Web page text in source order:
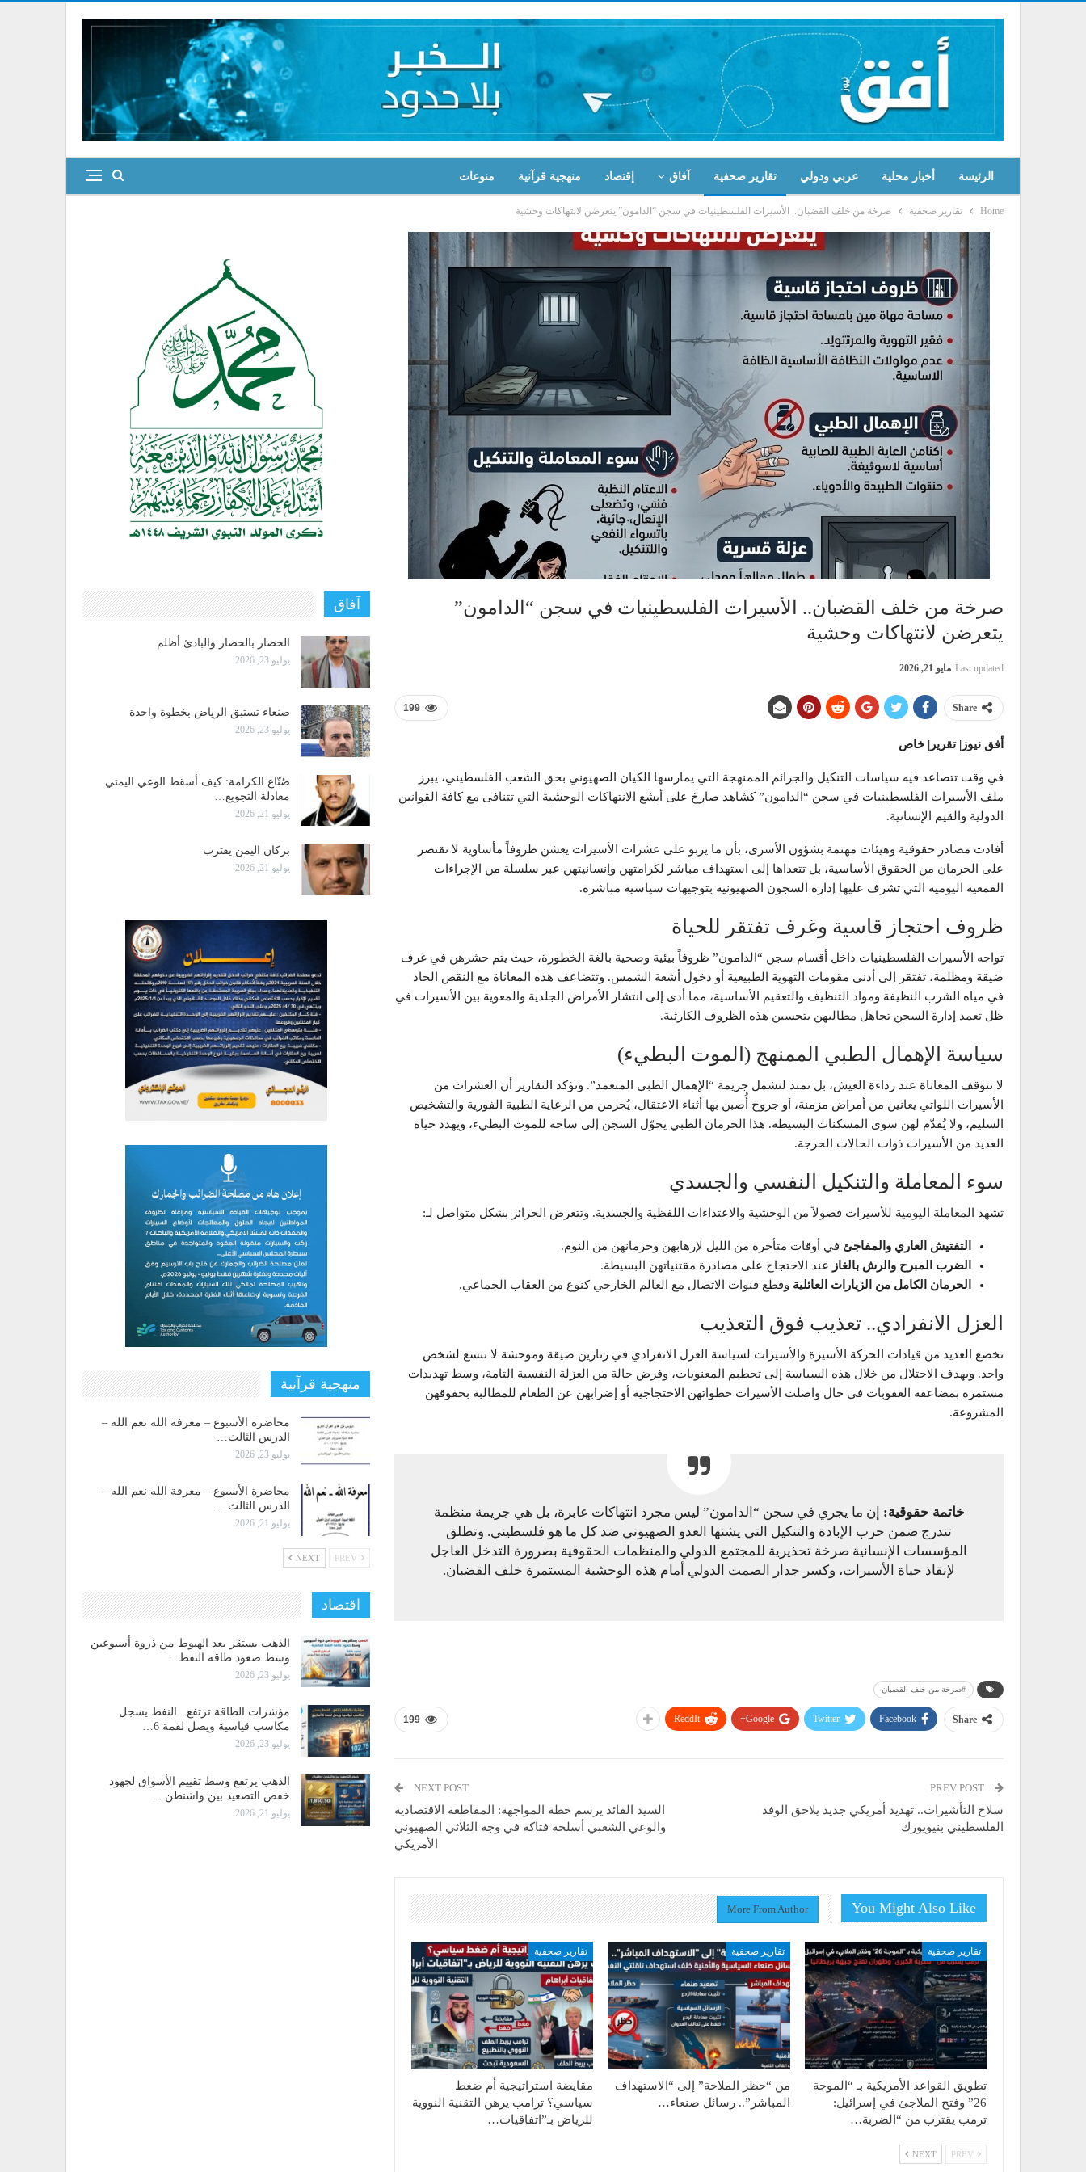
الرئيسة أخبار محلية عربي ودولي تقارير صحفية آفاق إقتصاد منهجية قرآنية منوعات
Home تقارير صحفية صرخة من خلف القضبان.. الأسيرات الفلسطينيات في سجن “الدامون” يتعرضن لانتهاكات وحشية
صرخة من خلف القضبان.. الأسيرات الفلسطينيات في سجن “الدامون”
يتعرضن لانتهاكات وحشية
Last updated مايو 21, 2026
199 Share
أفق نيوز| تقرير| خاص
في وقت تتصاعد فيه سياسات التنكيل والجرائم الممنهجة التي يمارسها الكيان الصهيوني بحق الشعب الفلسطيني، يبرز
ملف الأسيرات الفلسطينيات في سجن “الدامون” كشاهد صارخ على أبشع الانتهاكات الوحشية التي تتنافى مع كافة القوانين
الدولية والقيم الإنسانية.
أفادت مصادر حقوقية وهيئات مهتمة بشؤون الأسرى، بأن ما يربو على عشرات الأسيرات يعشن ظروفاً مأساوية لا تقتصر
على الحرمان من الحقوق الأساسية، بل تتعداها إلى استهداف مباشر لكرامتهن وإنسانيتهن عبر سلسلة من الإجراءات
القمعية اليومية التي تشرف عليها إدارة السجون الصهيونية بتوجيهات سياسية مباشرة.
ظروف احتجاز قاسية وغرف تفتقر للحياة
تواجه الأسيرات الفلسطينيات داخل أقسام سجن “الدامون” ظروفاً بيئية وصحية بالغة الخطورة، حيث يتم حشرهن في غرف
ضيقة ومظلمة، تفتقر إلى أدنى مقومات التهوية الطبيعية أو دخول أشعة الشمس. وتتضاعف هذه المعاناة مع النقص الحاد
في مياه الشرب النظيفة ومواد التنظيف والتعقيم الأساسية، مما أدى إلى انتشار الأمراض الجلدية والمعوية بين الأسيرات في
ظل تعمد إدارة السجن تجاهل مطالبهن بتحسين هذه الظروف الكارثية.
سياسة الإهمال الطبي الممنهج (الموت البطيء)
لا تتوقف المعاناة عند رداءة العيش، بل تمتد لتشمل جريمة “الإهمال الطبي المتعمد”. وتؤكد التقارير أن العشرات من
الأسيرات اللواتي يعانين من أمراض مزمنة، أو جروح أُصبن بها أثناء الاعتقال، يُحرمن من الرعاية الطبية الفورية والتشخيص
السليم، ولا يُقدّم لهن سوى المسكنات البسيطة. هذا الحرمان الطبي يحوّل السجن إلى ساحة للموت البطيء، ويهدد حياة
العديد من الأسيرات ذوات الحالات الحرجة.
سوء المعاملة والتنكيل النفسي والجسدي
تشهد المعاملة اليومية للأسيرات فصولاً من الوحشية والاعتداءات اللفظية والجسدية. وتتعرض الحرائر بشكل متواصل لـ:
التفتيش العاري والمفاجئ في أوقات متأخرة من الليل لإرهابهن وحرمانهن من النوم.
الضرب المبرح والرش بالغاز عند الاحتجاج على مصادرة مقتنياتهن البسيطة.
الحرمان الكامل من الزيارات العائلية وقطع قنوات الاتصال مع العالم الخارجي كنوع من العقاب الجماعي.
العزل الانفرادي.. تعذيب فوق التعذيب
تخضع العديد من قيادات الحركة الأسيرة والأسيرات لسياسة العزل الانفرادي في زنازين ضيقة وموحشة لا تتسع لشخص
واحد. ويهدف الاحتلال من خلال هذه السياسة إلى تحطيم المعنويات، وفرض حالة من العزلة النفسية التامة، وسط تهديدات
مستمرة بمضاعفة العقوبات في حال واصلت الأسيرات خطواتهن الاحتجاجية أو إضرابهن عن الطعام للمطالبة بحقوقهن
المشروعة.
خاتمة حقوقية: إن ما يجري في سجن “الدامون” ليس مجرد انتهاكات عابرة، بل هي جريمة منظمة
تندرج ضمن حرب الإبادة والتنكيل التي يشنها العدو الصهيوني ضد كل ما هو فلسطيني. وتطلق
المؤسسات الإنسانية صرخة تحذيرية للمجتمع الدولي والمنظمات الحقوقية بضرورة التدخل العاجل
لإنقاذ حياة الأسيرات، وكسر جدار الصمت الدولي أمام هذه الوحشية المستمرة خلف القضبان.
#صرخة من خلف القضبان
199 Share
Facebook
Twitter
Google+
ReddIt
سلاح التأشيرات.. تهديد أمريكي جديد يلاحق الوفد
الفلسطيني بنيويورك
NEXT POST
السيد القائد يرسم خطة المواجهة: المقاطعة الاقتصادية
والوعي الشعبي أسلحة فتاكة في وجه الثلاثي الصهيوني
الأمريكي
You Might Also Like
More From Author
تقارير صحفية
تطويق القواعد الأمريكية بـ “الموجة
26” وفتح الملاجئ في إسرائيل:
ترمب يقترب من “الضربة…
تقارير صحفية
من “حظر الملاحة” إلى “الاستهداف
المباشر”.. رسائل صنعاء…
تقارير صحفية
مقايضة استراتيجية أم ضغط
سياسي؟ ترامب يرهن التقنية النووية
للرياض بـ”اتفاقيات…
NEXT
آفاق
الحصار بالحصار والبادئ أظلم
يوليو 23, 2026
صنعاء تستبق الرياض بخطوة واحدة
يوليو 23, 2026
صُنّاع الكرامة: كيف أسقط الوعي اليمني
معادلة التجويع…
يوليو 21, 2026
بركان اليمن يقترب
يوليو 21, 2026
منهجية قرآنية
محاضرة الأسبوع – معرفة الله نعم الله –
الدرس الثالث…
يوليو 23, 2026
محاضرة الأسبوع – معرفة الله نعم الله –
الدرس الثالث…
يوليو 21, 2026
NEXT
اقتصاد
الذهب يستقر بعد الهبوط من ذروة أسبوعين
وسط صعود طاقة النفط…
يوليو 23, 2026
مؤشرات الطاقة ترتفع.. النفط يسجل
مكاسب قياسية ويصل لقمة 6…
يوليو 23, 2026
الذهب يرتفع وسط تقييم الأسواق لجهود
خفض التصعيد بين واشنطن…
يوليو 21, 2026